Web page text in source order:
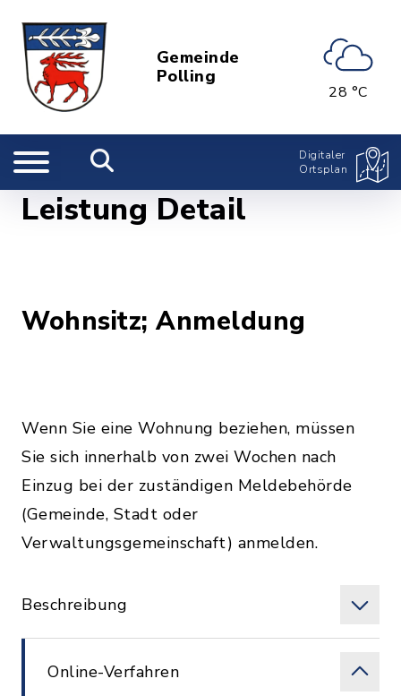
Gemeinde
Polling
28 °C
Digitaler
Ortsplan
Leistung Detail
Wohnsitz; Anmeldung
Wenn Sie eine Wohnung beziehen, müssen
Sie sich innerhalb von zwei Wochen nach
Einzug bei der zuständigen Meldebehörde
(Gemeinde, Stadt oder
Verwaltungsgemeinschaft) anmelden.
Beschreibung
Online-Verfahren